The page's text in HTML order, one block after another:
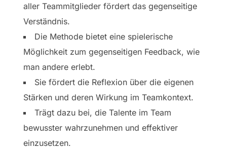
aller Teammitglieder fördert das gegenseitige
Verständnis.
Die Methode bietet eine spielerische
Möglichkeit zum gegenseitigen Feedback, wie
man andere erlebt.
Sie fördert die Reflexion über die eigenen
Stärken und deren Wirkung im Teamkontext.
Trägt dazu bei, die Talente im Team
bewusster wahrzunehmen und effektiver
einzusetzen.